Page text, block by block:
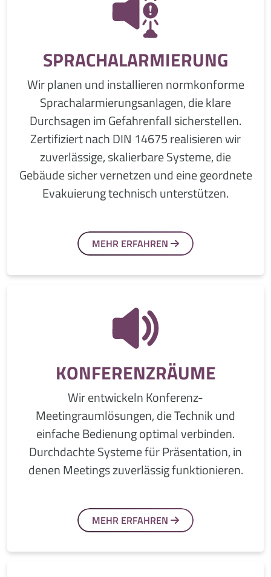
SPRACHALARMIERUNG
Wir planen und installieren normkonforme
Sprach­alarmierungsanlagen, die klare
Durchsagen im Gefahrenfall sicherstellen.
Zertifiziert nach DIN 14675 realisieren wir
zuverlässige, skalierbare Systeme, die
Gebäude sicher vernetzen und eine geordnete
Evakuierung technisch unterstützen.
MEHR ERFAHREN
KONFERENZRÄUME
Wir entwickeln Konferenz-
Meetingraumlösungen, die Technik und
einfache Bedienung optimal verbinden.
Durchdachte Systeme für Präsentation, in
denen Meetings zuverlässig funktionieren.
MEHR ERFAHREN